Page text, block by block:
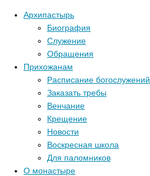
Архипастырь
Биография
Служение
Обращения
Прихожанам
Расписание богослужений
Заказать требы
Венчание
Крещение
Новости
Воскресная школа
Для паломников
О монастыре